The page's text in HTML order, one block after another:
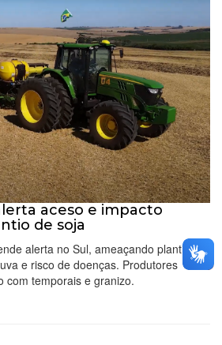
aceso e impacto
de soja
alerta no Sul, ameaçando plantio de
e risco de doenças. Produtores
com temporais e granizo.